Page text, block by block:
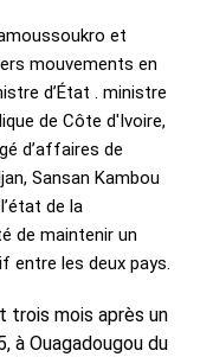
et
mouvements en
d’État . ministre
de Côte d'Ivoire,
d’affaires de
Sansan Kambou
de la
de maintenir un
entre les deux pays.
trois mois après un
à Ouagadougou du